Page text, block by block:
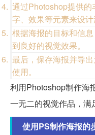
通过Photoshop提供
字、效果等元素来设计
根据海报的目标和信
到良好的视觉效果。
最后，保存海报并导
使用。
利用Photoshop制作海
一无二的视觉作品，满
使用PS制作海报的